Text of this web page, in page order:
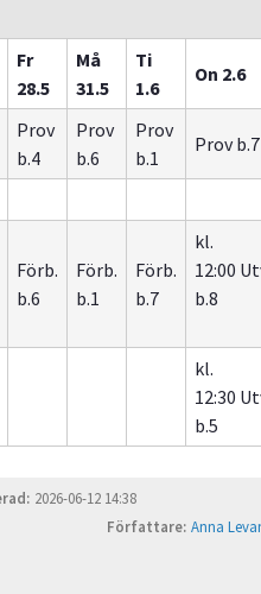
Fr
28.5
Må
31.5
Ti
1.6
On 2.6
Prov
b.4
Prov
b.6
Prov
b.1
Prov b.7
Förb.
b.6
Förb.
b.1
Förb.
b.7
kl.
12:00
b.8
kl.
12:30
b.5
2026-06-12 14:38
Författare Anna